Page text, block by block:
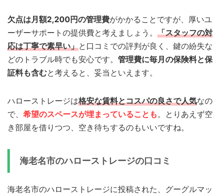
欠点は月額2,200円の管理費がかかることですが、厚いユ
ーザーサポートの提供費と考えましょう。 「スタッフの対
応は丁寧で素早い」と口コミでの評判が良く、鍵の紛失な
どのトラブル時でも安心です。 管理費に毎月の保険料と保
証料も含むと考えると、妥当といえます。
ハローストレージは格安な賃料とコスパの良さで人気なの
で、 希望のスペースが埋まっていることも。とりあえず空
き部屋を借りつつ、空き待ちするのもいいですね。
海老名市のハローストレージの口コミ
海老名市のハローストレージに投稿された、グーグルマッ